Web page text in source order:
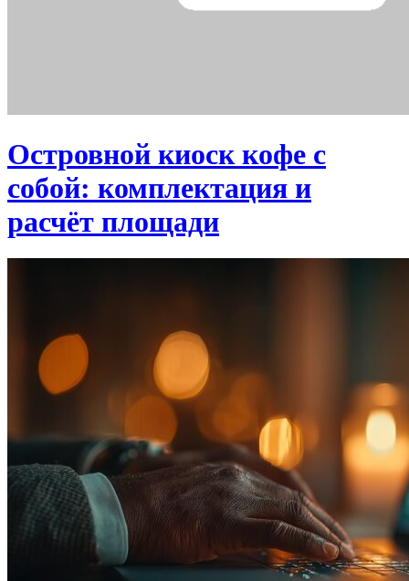
Островной киоск кофе с
собой: комплектация и
расчёт площади